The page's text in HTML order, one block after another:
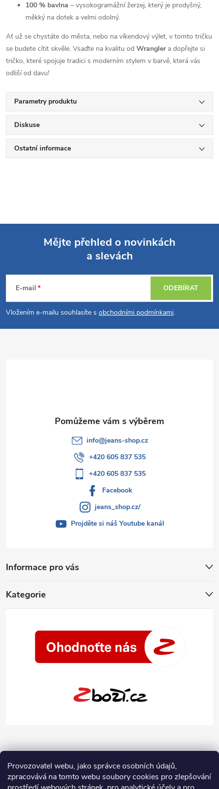
Provozovatel webu, jako správce osobních údajů,
zpracovává na tomto webu soubory cookies pro zlepšování
100 % bavlna – vysokogramážní žerzej, který je prodyšný,
měkký na dotek a velmi odolný.
Ať už se chystáte do města, nebo na víkendový výlet, v tomto tričku
se budete cítit skvěle. Vsaďte na kvalitu od Wranglera dopřejte si
tričko, které spojuje tradici s moderním stylem v barvě, která vás
odliší od davu!
Parametry produktu
Diskuse
Ostatní informace
p
a
Mějte přehled o novinkách
a slevách
E-mail
Vložením e-mailu souhlasíte s obchodními podmínkami.
ODEBÍRAT
Informace pro vás
Kategorie
info@jeans-shop.cz
+420 605 837 535
+420 605 837 535
Facebook
jeans_shop.cz/
Projděte si náš Youtube kanál